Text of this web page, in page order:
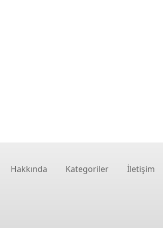
Hakkında Kategoriler İletişim